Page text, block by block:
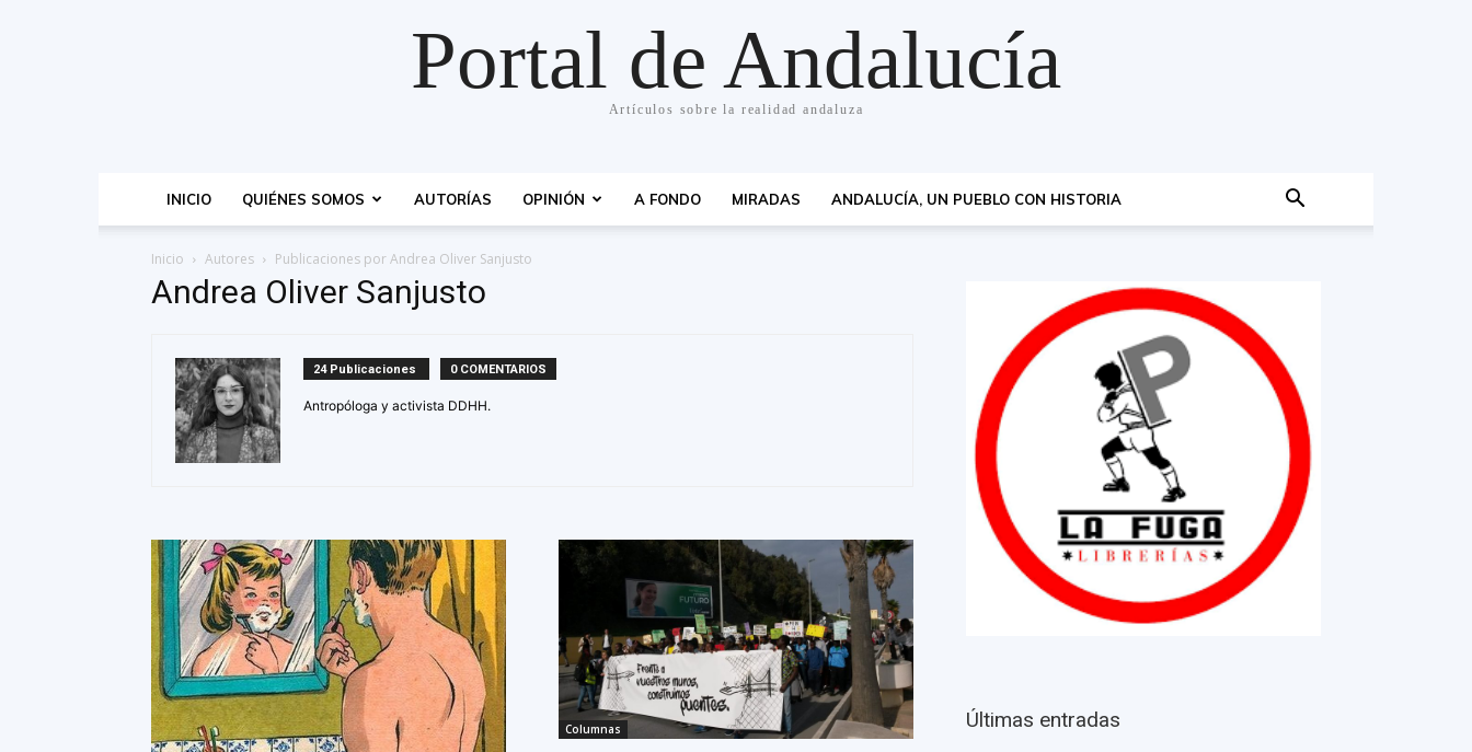
Portal de Andalucía
Artículos sobre la realidad andaluza
INICIO QUIÉNES SOMOS AUTORÍAS OPINIÓN A FONDO MIRADAS ANDALUCÍA, UN PUEBLO CON HISTORIA
Inicio Autores Publicaciones por Andrea Oliver Sanjusto
Andrea Oliver Sanjusto
24 Publicaciones 0 COMENTARIOS
Antropóloga y activista DDHH.
Columnas Últimas entradas